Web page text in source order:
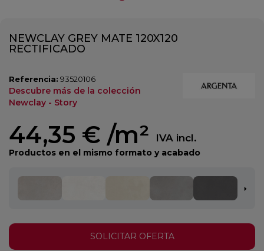
NEWCLAY GREY MATE 120X120
RECTIFICADO
Referencia: 93520106
Descubre más de la colección
Newclay - Story
44,35 € /m² IVA incl.
Productos en el mismo formato y acabado
SOLICITAR OFERTA